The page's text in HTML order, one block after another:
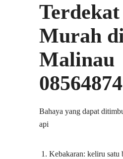
Murah
Malinau
Bahaya yang dapat
api
Kebakaran: keliru satu